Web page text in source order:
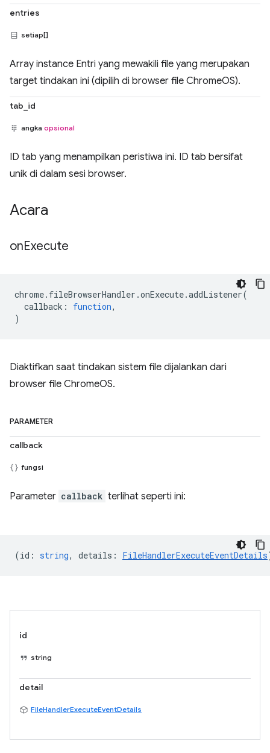
entries
setiap[]
Array instance Entri yang mewakili file yang merupakan
target tindakan ini (dipilih di browser file ChromeOS).
tab_id
angka opsional
ID tab yang menampilkan peristiwa ini. ID tab bersifat
unik di dalam sesi browser.
Acara
onExecute
chrome. fileBrowserHandler .onExecute.addListener(
callback : function,
)
Diaktifkan saat tindakan sistem file dijalankan dari
browser file ChromeOS.
PARAMETER
callback
fungsi
Parameter callback terlihat seperti ini:
(id : string, details : FileHandlerExecuteEventDetails
id
string
detail
FileHandlerExecuteEventDetails